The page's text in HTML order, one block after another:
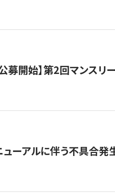
募開始】第2回マンス
ューアルに伴う不具合